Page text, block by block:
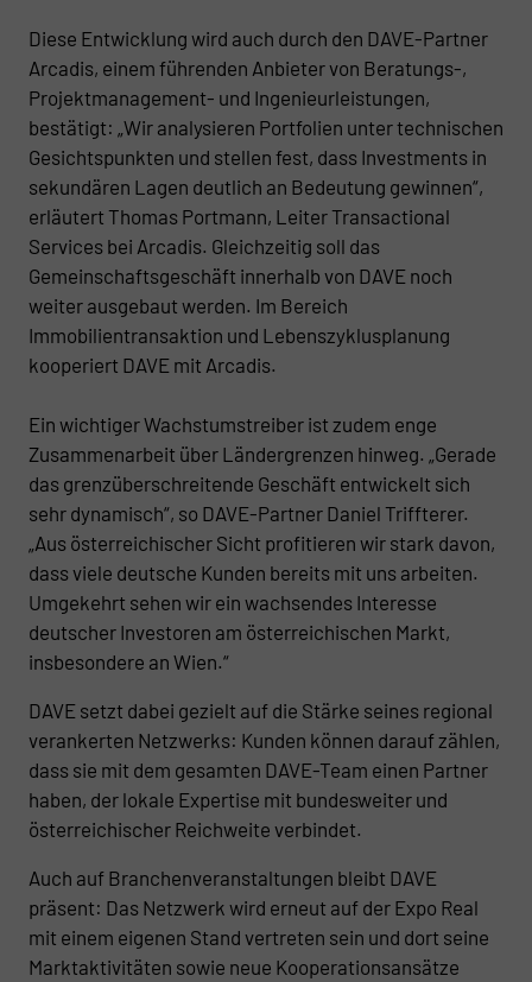
Diese Entwicklung wird auch durch den DAVE-Partner
Arcadis, einem führenden Anbieter von Beratungs-,
Projektmanagement- und Ingenieurleistungen,
bestätigt: „Wir analysieren Portfolien unter technischen
Gesichtspunkten und stellen fest, dass Investments in
sekundären Lagen deutlich an Bedeutung gewinnen“,
erläutert Thomas Portmann, Leiter Transactional
Services bei Arcadis. Gleichzeitig soll das
Gemeinschaftsgeschäft innerhalb von DAVE noch
weiter ausgebaut werden. Im Bereich
Immobilientransaktion und Lebenszyklusplanung
kooperiert DAVE mit Arcadis.
Ein wichtiger Wachstumstreiber ist zudem enge
Zusammenarbeit über Ländergrenzen hinweg. „Gerade
das grenzüberschreitende Geschäft entwickelt sich
sehr dynamisch“, so DAVE-Partner Daniel Triffterer.
„Aus österreichischer Sicht profitieren wir stark davon,
dass viele deutsche Kunden bereits mit uns arbeiten.
Umgekehrt sehen wir ein wachsendes Interesse
deutscher Investoren am österreichischen Markt,
insbesondere an Wien.“
DAVE setzt dabei gezielt auf die Stärke seines regional
verankerten Netzwerks: Kunden können darauf zählen,
dass sie mit dem gesamten DAVE-Team einen Partner
haben, der lokale Expertise mit bundesweiter und
österreichischer Reichweite verbindet.
Auch auf Branchenveranstaltungen bleibt DAVE
präsent: Das Netzwerk wird erneut auf der Expo Real
mit einem eigenen Stand vertreten sein und dort seine
Marktaktivitäten sowie neue Kooperationsansätze